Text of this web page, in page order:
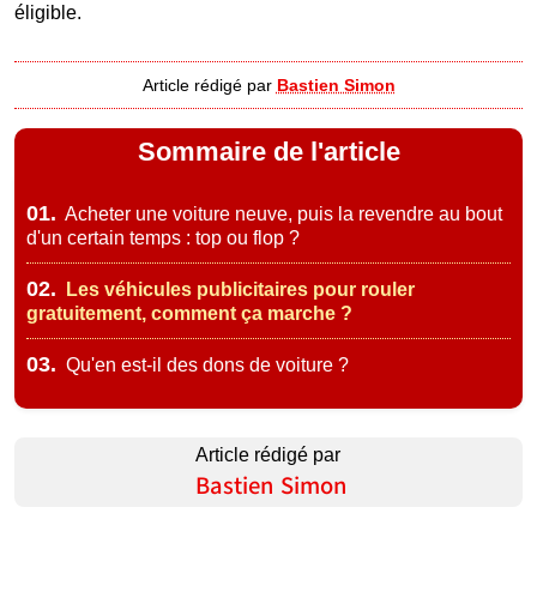
éligible.
Article rédigé par Bastien Simon
Sommaire de l'article
01. Acheter une voiture neuve, puis la revendre au bout
d'un certain temps : top ou flop ?
02.
Les véhicules publicitaires pour rouler
gratuitement, comment ça marche ?
03. Qu'en est-il des dons de voiture ?
Article rédigé par
Bastien Simon